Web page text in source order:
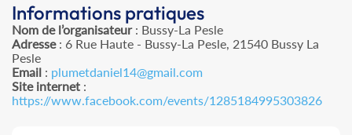
Informations pratiques
Nom de l’organisateur: Bussy-La Pesle
Adresse: 6 Rue Haute - Bussy-La Pesle, 21540 Bussy La
Pesle
Email : plumetdaniel14@gmail.com
Site internet :
https://www.facebook.com/events/1285184995303826